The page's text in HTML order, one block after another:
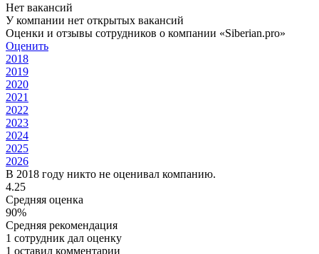
Нет вакансий
У компании нет открытых вакансий
Оценки и отзывы сотрудников о компании «Siberian.pro»
Оценить
2018
2019
2020
2021
2022
2023
2024
2025
2026
В 2018 году никто не оценивал компанию.
4.25
Средняя оценка
90%
Средняя рекомендация
1 сотрудник дал оценку
1 оставил комментарии